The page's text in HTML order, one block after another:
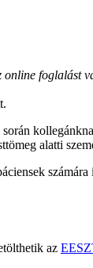
online foglalást
alatti
az